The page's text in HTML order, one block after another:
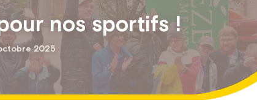
nos sportifs !
2025